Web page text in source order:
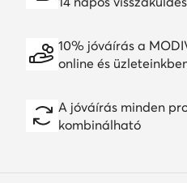
10% jóváírás a
online és
A jóváírás minden
kombinálható